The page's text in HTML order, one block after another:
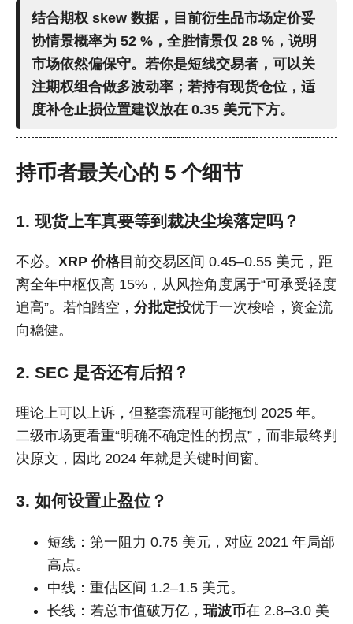
结合期权 skew 数据，目前衍生品市场定价妥
协情景概率为 52 %， 全胜情景仅 28 %，说明
市场依然偏保守。若你是短线交易者，可以关
注期权组合做多波动率；若持有现货仓位，适
度补仓止损位置建议放在 0.35 美元下方。
持币者最关心的 5 个细节
1. 现货上车真要等到裁决尘埃落定吗？
不必。 XRP 价格目前交易区间 0.45–0.55 美元，距
离全年中枢仅高 15%，从风控角度属于“可承受轻度
追高”。若怕踏空， 分批定投优于一次梭哈，资金流
向稳健。
2. SEC 是否还有后招？
理论上可以上诉，但整套流程可能拖到 2025 年。
二级市场更看重“明确不确定性的拐点”，而非最终判
决原文，因此 2024 年就是关键时间窗。
3. 如何设置止盈位？
短线：第一阻力 0.75 美元，对应 2021 年局部
高点。
中线：重估区间 1.2–1.5 美元。
长线：若总市值破万亿， 瑞波币在 2.8–3.0 美